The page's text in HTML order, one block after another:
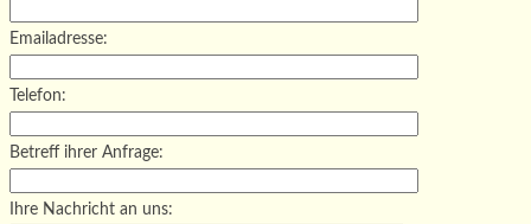
Emailadresse:
Telefon:
Betreff ihrer Anfrage:
Ihre Nachricht an uns: